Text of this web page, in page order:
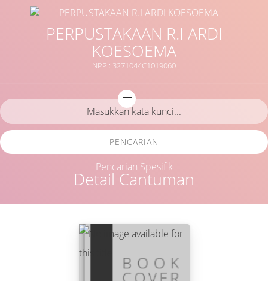
PERPUSTAKAAN R.I ARDI
KOESOEMA
NPP : 3271044C1019060
Detail Cantuman
PENCARIAN
Pencarian Spesifik